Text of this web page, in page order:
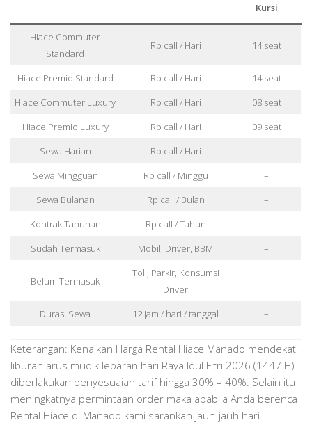
Kursi
Hiace Commuter
Standard
Rp call / Hari 14 seat
Hiace Premio Standard Rp call / Hari
14 seat
Hiace Commuter Luxury
Rp call / Hari
08 seat
Hiace Premio Luxury
Rp call / Hari
09 seat
Sewa Harian
Rp call / Hari
–
Sewa Mingguan
Rp call / Minggu
–
Sewa Bulanan
Rp call / Bulan
–
Kontrak Tahunan
Rp call / Tahun
–
Sudah Termasuk
Mobil, Driver, BBM –
Belum Termasuk
Toll, Parkir, Konsumsi
Driver
–
Durasi Sewa 12 jam / hari / tanggal –
Keterangan: Kenaikan Harga Rental Hiace Manado mendekati
liburan arus mudik lebaran hari Raya Idul Fitri 2026 (1447 H)
diberlakukan penyesuaian tarif hingga 30% – 40%. Selain itu
meningkatnya permintaan order maka apabila Anda berenca
Rental Hiace di Manado kami sarankan jauh-jauh hari.